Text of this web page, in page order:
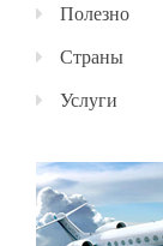
Полезно
Страны
Услуги